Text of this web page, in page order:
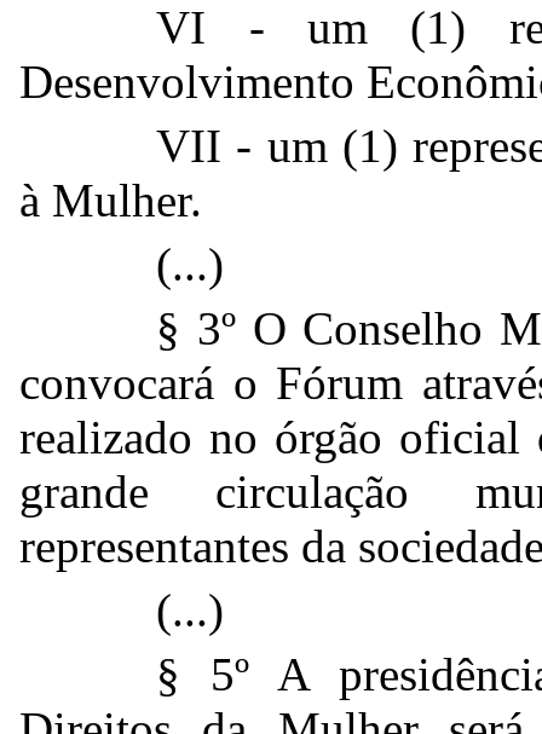
VI - um (1)
Desenvolvimento
VII - um (1)
à Mulher.
(...)
§ 3º O Conselho
convocará o Fórum
realizado no órgão
grande circulação
representantes da
(...)
§ 5º A